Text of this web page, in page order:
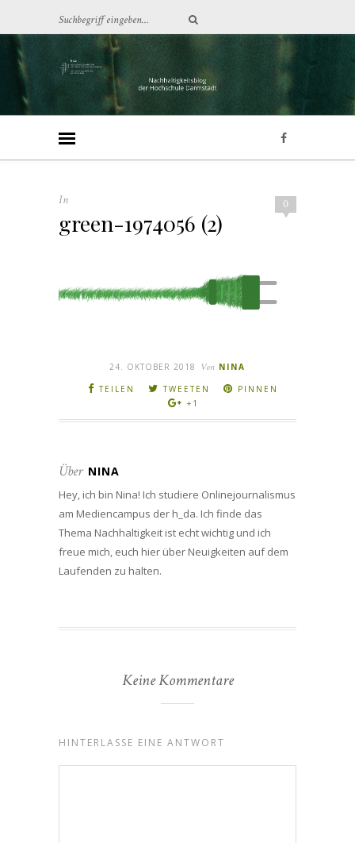
0
In
green-1974056 (2)
24. OKTOBER 2018 Von NINA
TEILEN
TWEETEN
PINNEN
+1
Über NINA
Hey, ich bin Nina! Ich studiere Onlinejournalismus
am Mediencampus der h_da. Ich finde das
Thema Nachhaltigkeit ist echt wichtig und ich
freue mich, euch hier über Neuigkeiten auf dem
Laufenden zu halten.
Keine Kommentare
HINTERLASSE EINE ANTWORT